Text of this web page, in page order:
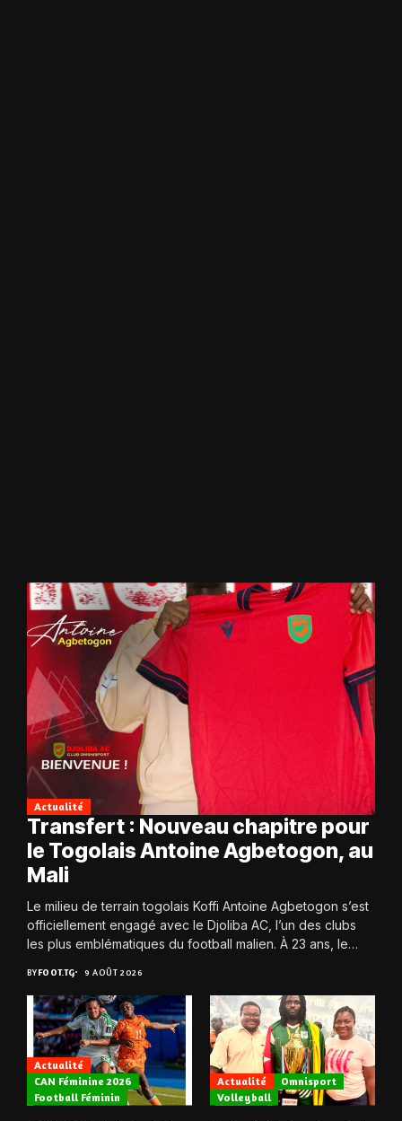
Actualité
Transfert : Nouveau chapitre pour
le Togolais Antoine Agbetogon, au
Mali
Le milieu de terrain togolais Koffi Antoine Agbetogon s’est
officiellement engagé avec le Djoliba AC, l’un des clubs
les plus emblématiques du football malien. À 23 ans, le
BYFOOT.TG 9 AOÛT 2026
Actualité
CAN Féminine 2026
Football Féminin
Actualité
Omnisport
Volleyball